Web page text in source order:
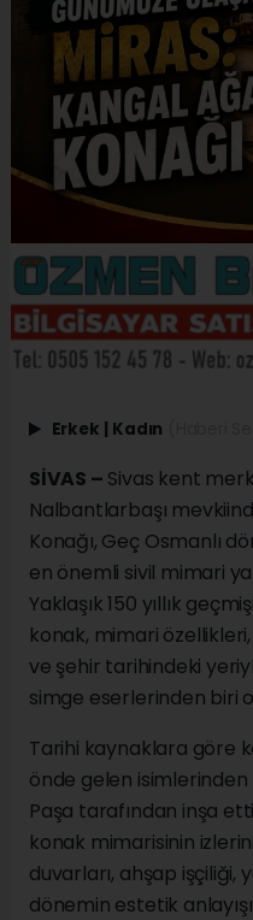
Erkek | Kadın
SİVAS – Sivas kent
Nalbantlarbaşı
Konağı, Geç Osmanlı
en önemli sivil mimari
Yaklaşık 150 yıllık
konak, mimari
ve şehir tarihindeki
simge eserlerinden biri
Tarihi kaynaklara göre
önde gelen
Paşa tarafından inşa
konak mimarisinin
duvarları, ahşap işçiliği,
dönemin estetik